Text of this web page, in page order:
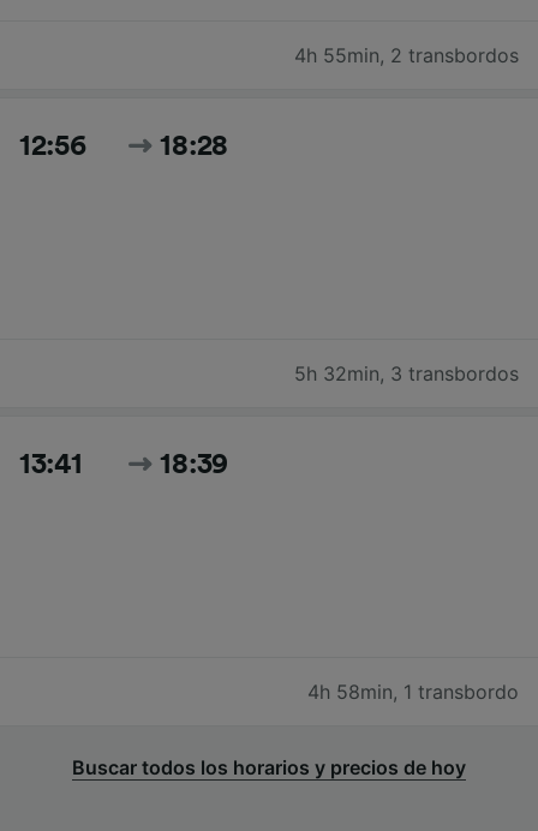
4h 55min, 2 transbordos
12:56 18:28
5h 32min, 3 transbordos
13:41 18:39
4h 58min, 1 transbordo
Buscar todos los horarios y precios de hoy